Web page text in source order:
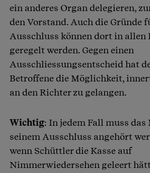
ein anderes Organ delegieren,
den Vorstand. Auch die Gründe
Ausschluss können dort in allen
geregelt werden. Gegen einen
Ausschliessungsentscheid hat
Betroffene die Möglichkeit,
an den Richter zu gelangen.
Wichtig: In jedem Fall muss
seinem Ausschluss angehört
wenn Schüttler die Kasse auf
Nimmerwiedersehen geleert